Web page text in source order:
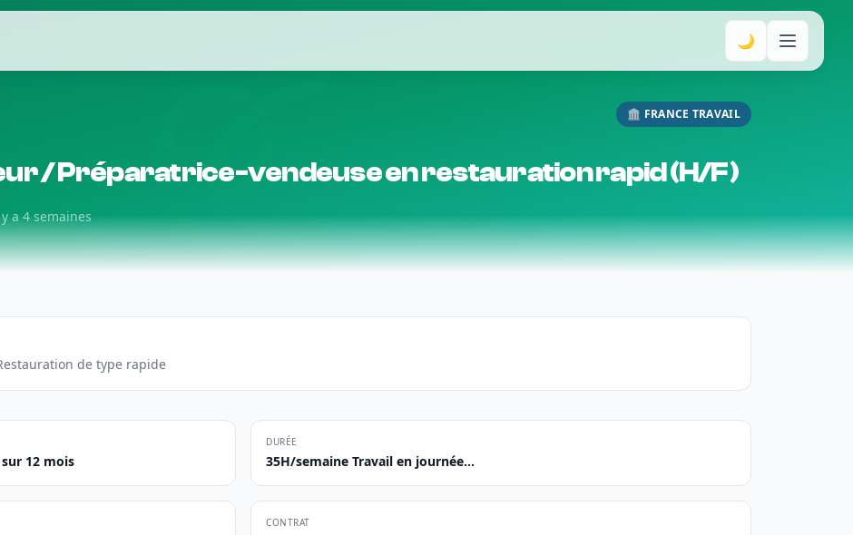
🌙
🏛️ FRANCE TRAVAIL
/ Préparatrice-vendeuse en restauration rapid (H/F)
a 4 semaines
de type rapide
sur 12 mois
DURÉE
35H/semaine Travail en journée...
CONTRAT